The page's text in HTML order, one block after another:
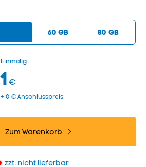
60 GB 80 GB
Einmalig
1 €
+ 0 € Anschlusspreis
Zum Warenkorb
zzt. nicht lieferbar